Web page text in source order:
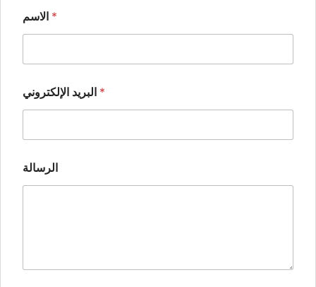
*
*
الرسالة